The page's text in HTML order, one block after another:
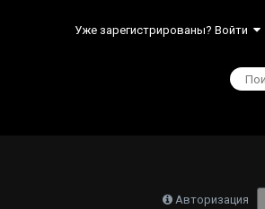
Уже зарегистрированы? Войти
Авторизация